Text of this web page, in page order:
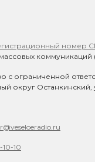
номер
коммуникаций
с ограниченной
округ
10-10